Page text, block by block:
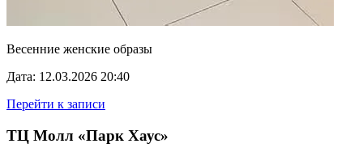
Весенние женские образы
Дата: 12.03.2026 20:40
Перейти к записи
ТЦ Молл «Парк Хаус»